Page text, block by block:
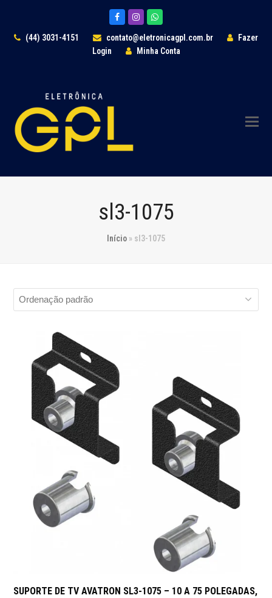
FacebookInstagramWhatsapp
(44) 3031-4151 contato@eletronicagpl.com.br
Fazer
Login
Minha Conta
sl3-1075
Início » sl3-1075
SUPORTE DE TV AVATRON SL3-1075 – 10 A 75 POLEGADAS,